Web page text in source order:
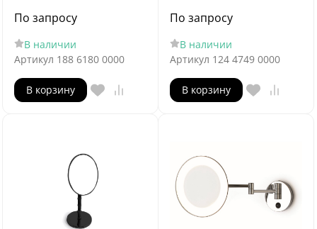
По запросу
В наличии
Артикул 188 6180 0000
В корзину
По запросу
В наличии
Артикул 124 4749 0000
В корзину